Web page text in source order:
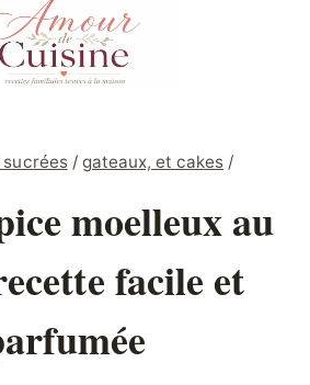
/ gateaux, et cakes /
moelleux au
facile et